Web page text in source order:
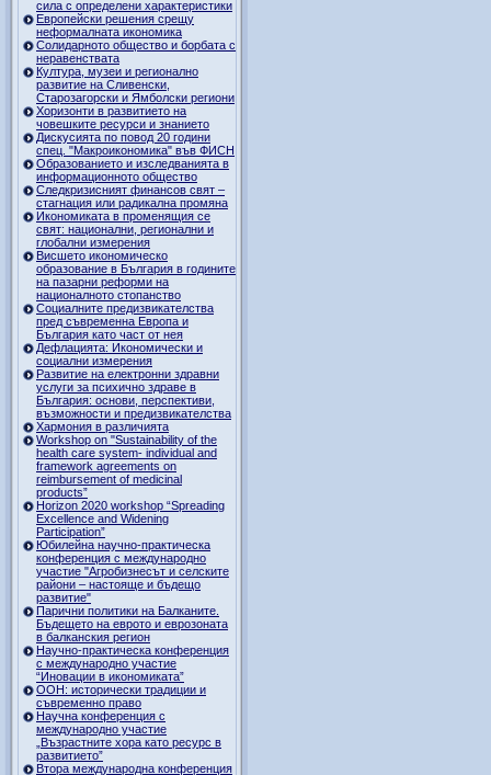
сила с определени характеристики
Европейски решения срещу
неформалната икономика
Солидарното общество и борбата с
неравенствата
Култура, музеи и регионално
развитие на Сливенски,
Старозагорски и Ямболски региони
Хоризонти в развитието на
човешките ресурси и знанието
Дискусията по повод 20 години
спец. "Макроикономика" във ФИСН
Образованието и изследванията в
информационното общество
Следкризисният финансов свят –
стагнация или радикална промяна
Икономиката в променящия се
свят: национални, регионални и
глобални измерения
Висшето икономическо
образование в България в годините
на пазарни реформи на
националното стопанство
Социалните предизвикателства
пред съвременна Европа и
България като част от нея
Дефлацията: Икономически и
социални измерения
Развитие на електронни здравни
услуги за психично здраве в
България: основи, перспективи,
възможности и предизвикателства
Хармония в различията
Workshop on "Sustainability of the
health care system- individual and
framework agreements on
reimbursement of medicinal
products”
Horizon 2020 workshop “Spreading
Excellence and Widening
Participation”
Юбилейна научно-практическа
конференция с международно
участие "Агробизнесът и селските
райони – настояще и бъдещо
развитие"
Парични политики на Балканите.
Бъдещето на еврото и еврозоната
в балканския регион
Научно-практическа конференция
с международно участие
“Иновации в икономиката”
ООН: исторически традиции и
съвременно право
Научна конференция с
международно участие
„Възрастните хора като ресурс в
развитието”
Втора международна конференция